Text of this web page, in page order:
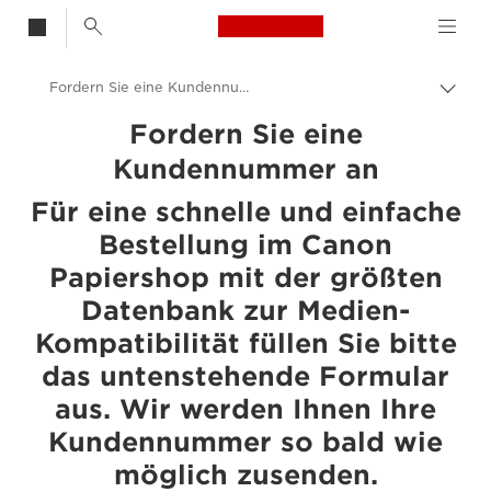
Canon Logo, back
Auf
Fordern Sie eine Kundennummer an
Fordern Sie eine
Kundennummer an
Für eine schnelle und einfache
Bestellung im Canon
Papiershop mit der größten
Datenbank zur Medien-
Kompatibilität füllen Sie bitte
das untenstehende Formular
aus. Wir werden Ihnen Ihre
Kundennummer so bald wie
möglich zusenden.